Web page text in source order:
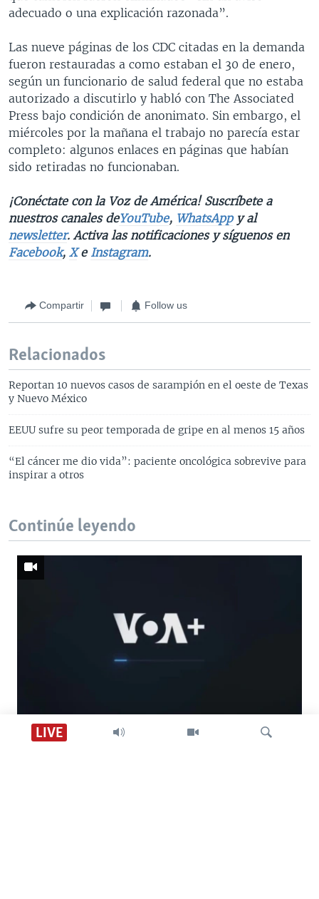
LIVE
adecuado o una explicación razonada”.
Las nueve páginas de los CDC citadas en la demanda
fueron restauradas a como estaban el 30 de enero,
según un funcionario de salud federal que no estaba
autorizado a discutirlo y habló con The Associated
Press bajo condición de anonimato. Sin embargo, el
miércoles por la mañana el trabajo no parecía estar
completo: algunos enlaces en páginas que habían
sido retiradas no funcionaban.
¡Conéctate con la Voz de América! Suscríbete a
nuestros canales deYouTube, WhatsAppy al
newsletter. Activa las notificaciones y síguenos en
Facebook, Xe Instagram.
Compartir Follow us
Relacionados
Reportan 10 nuevos casos de sarampión en el oeste de Texas
y Nuevo México
EEUU sufre su peor temporada de gripe en al menos 15 años
“El cáncer me dio vida”: paciente oncológica sobrevive para
inspirar a otros
Continúe leyendo
Descarga VOA +